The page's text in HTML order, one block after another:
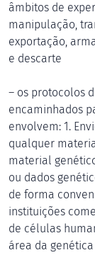
âmbitos de
manipulação,
exportação,
e descarte
– os protocolos
encaminhados
envolvem: 1.
qualquer
material
ou dados
de forma
instituições
de células
área da